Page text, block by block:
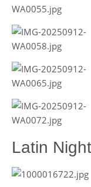
Latin